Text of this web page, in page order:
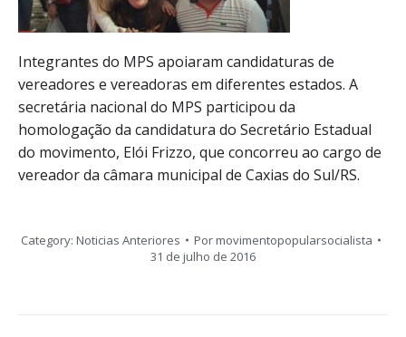
Integrantes do MPS apoiaram candidaturas de
vereadores e vereadoras em diferentes estados. A
secretária nacional do MPS participou da
homologação da candidatura do Secretário Estadual
do movimento, Elói Frizzo, que concorreu ao cargo de
vereador da câmara municipal de Caxias do Sul/RS.
Category: Noticias Anteriores Pormovimentopopularsocialista
31 de julho de 2016